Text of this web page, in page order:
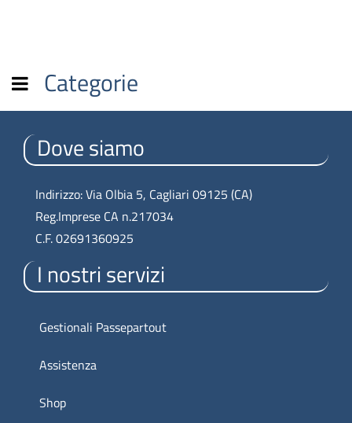
Open menu
Categorie
Dove siamo
Indirizzo: Via Olbia 5, Cagliari 09125 (CA)
Reg.Imprese CA n.217034
C.F. 02691360925
I nostri servizi
Gestionali Passepartout
Assistenza
Shop